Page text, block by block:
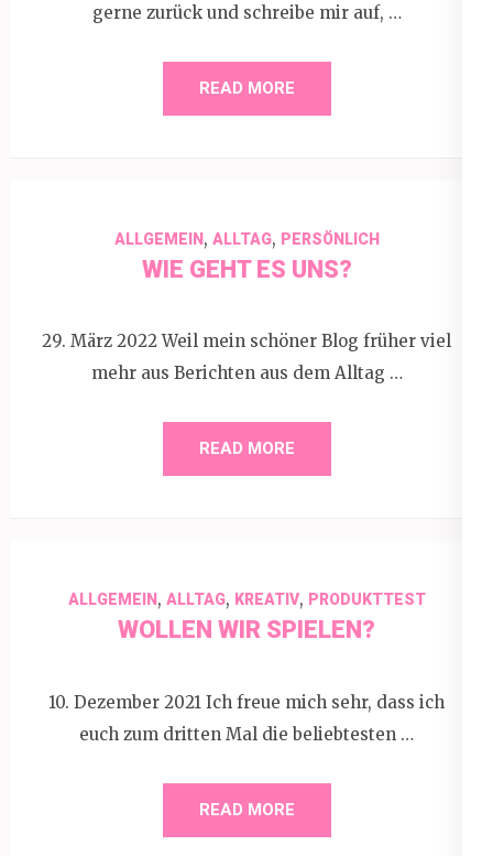
gerne zurück und schreibe mir auf, …
READ MORE
ALLGEMEIN, ALLTAG, PERSÖNLICH
WIE GEHT ES UNS?
29. März 2022 Weil mein schöner Blog früher viel
mehr aus Berichten aus dem Alltag …
READ MORE
ALLGEMEIN, ALLTAG, KREATIV, PRODUKTTEST
WOLLEN WIR SPIELEN?
10. Dezember 2021 Ich freue mich sehr, dass ich
euch zum dritten Mal die beliebtesten …
READ MORE